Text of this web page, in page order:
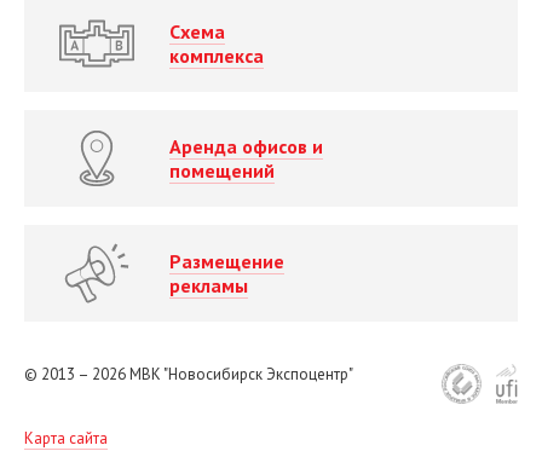
Схема
комплекса
Аренда офисов и
помещений
Размещение
рекламы
© 2013 – 2026МВК "Новосибирск Экспоцентр"
Карта сайта